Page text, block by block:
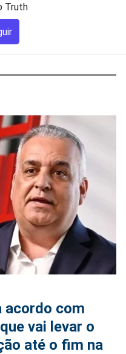
Truth
acordo com
vai levar o
até o fim na